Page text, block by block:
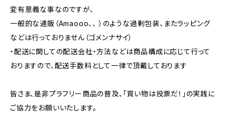
変有意義な事なのですが、
一般的な通販（Amaooo、、 ）のような過剰包装、またラッピング
などは行っておりません（ゴメンナサイ）
・配送に関しての配送会社・方法などは商品構成に応じて行って
おりますので、配送手数料として一律で頂戴しております
皆さま、是非プラフリー商品の普及、「買い物は投票だ！」の実践に
ご協力をお願いいたします。